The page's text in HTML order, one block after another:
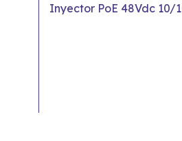
Inyector PoE 48Vdc 10/